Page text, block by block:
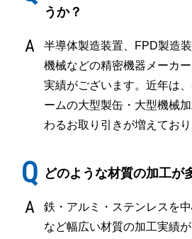
うか？
半導体製造装置、FPD製造
機械などの精密機器メーカ
実績がございます。近年は
ームの大型製缶・大型機械
わるお取り引きが増えており
どのような材質の加工が
鉄・アルミ・ステンレスを
など幅広い材質の加工実績が